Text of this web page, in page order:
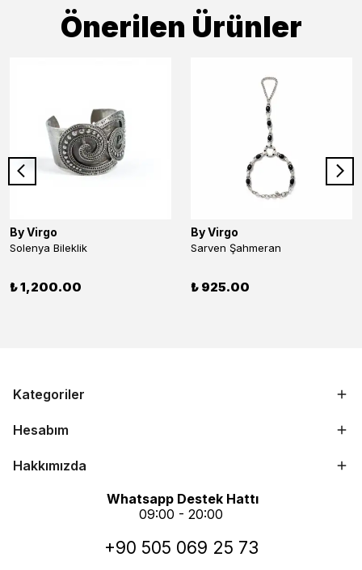
Önerilen Ürünler
By Virgo
Solenya Bileklik
₺ 1,200.00
By Virgo
Sarven Şahmeran
₺ 925.00
Kategoriler
Hesabım
Hakkımızda
Whatsapp Destek Hattı
09:00 - 20:00
+90 505 069 25 73